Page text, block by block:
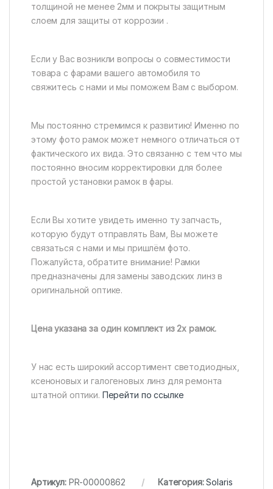
толщиной не менее 2мм и покрыты защитным
слоем для защиты от коррозии .
Если у Вас возникли вопросы о совместимости
товара с фарами вашего автомобиля то
свяжитесь с нами и мы поможем Вам с выбором.
Мы постоянно стремимся к развитию! Именно по
этому фото рамок может немного отличаться от
фактического их вида. Это связанно с тем что мы
постоянно вносим корректировки для более
простой установки рамок в фары.
Если Вы хотите увидеть именно ту запчасть,
которую будут отправлять Вам, Вы можете
связаться с нами и мы пришлём фото.
Пожалуйста, обратите внимание! Рамки
предназначены для замены заводских линз в
оригинальной оптике.
Цена указана за один комплект из 2х рамок.
У нас есть широкий ассортимент светодиодных,
ксеноновых и галогеновых линз для ремонта
штатной оптики. Перейти по ссылке
Артикул: PR-00000862 Категория:Solaris